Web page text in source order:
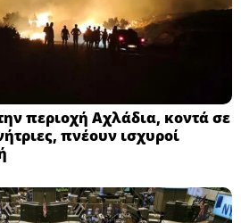
περιοχή Αχλάδια, κοντά σε
πνέουν ισχυροί